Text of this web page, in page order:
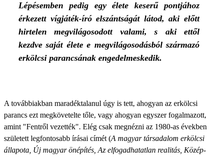
Lépésemben pedig egyéletekeserűpontjához
érkezett vígjá­ték-íróelszántságát látod,akielőtt
hirtelenmeg­világosodott valami,s akiettől
kezdvesaját életee megvilágosodásbólszármazó
erkölcsi paran­csának engedelmeskedik.
A továbbiakban maradéktalanul úgy is tett, ahogyan az erkölcsi
parancs ezt megkövetelte tőle, vagy ahogyan egyszer fogalmazott,
amint "Fentről vezették". Elég csak megnézni az 1980-as években
született legfontosabb írásai címét (A magyar társadalom erkölcsi
állapota, Új magyar önépítés, Az elfogadhatatlan realitás, Közép-